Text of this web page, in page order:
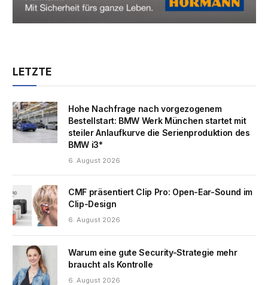
LETZTE
Hohe Nachfrage nach vorgezogenem
Bestellstart: BMW Werk München startet mit
steiler Anlaufkurve die Serienproduktion des
BMW i3*
6. August 2026
CMF präsentiert Clip Pro: Open-Ear-Sound im
Clip-Design
6. August 2026
Warum eine gute Security-Strategie mehr
braucht als Kontrolle
6. August 2026